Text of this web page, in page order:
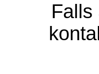
Falls